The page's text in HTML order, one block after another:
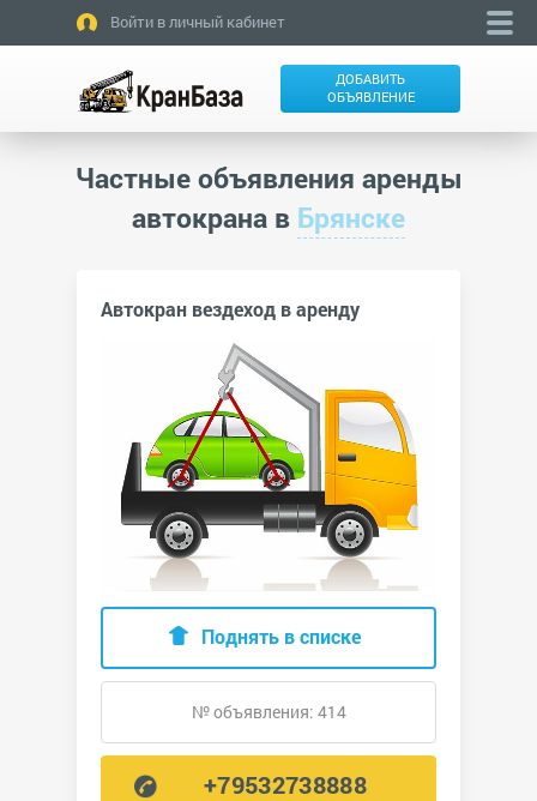
Войти в личный кабинет
ДОБАВИТЬ
ОБЪЯВЛЕНИЕ
Частные объявления аренды
автокрана в Брянске
Автокран вездеход в аренду
Поднять в списке
№ объявления: 414
+79532738888